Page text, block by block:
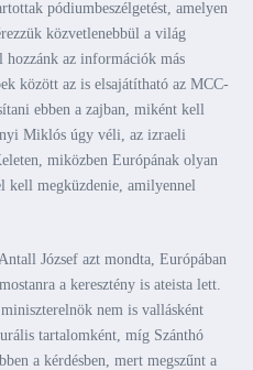
pódiumbeszélgetést, amelyen
közvetlenebbül a világ
hozzánk az információk más
között az is elsajátítható az MCC-
ebben a zajban, miként kell
Miklós úgy véli, az izraeli
miközben Európának olyan
kell megküzdenie, amilyennel
József azt mondta, Európában
a keresztény is ateista lett.
nem is vallásként
tartalomként, míg Szánthó
a kérdésben, mert megszűnt a